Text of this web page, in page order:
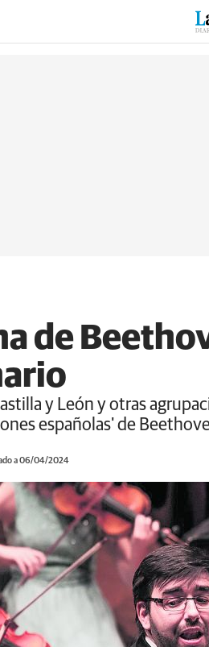
BIERZO SUCESOS
de
y León y otras
españolas' de
a 06/04/2024